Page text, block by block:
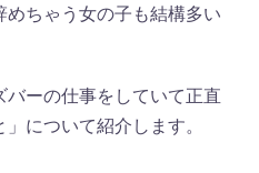
ちゃう女の子も結構多い
ーの仕事をしていて正直
について紹介します。